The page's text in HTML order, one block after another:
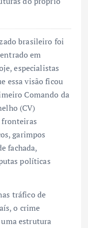
brasileiro foi
em
especialistas
essa visão ficou
Comando da
(CV)
fronteiras
garimpos
fachada,
políticas
tráfico de
o crime
estrutura